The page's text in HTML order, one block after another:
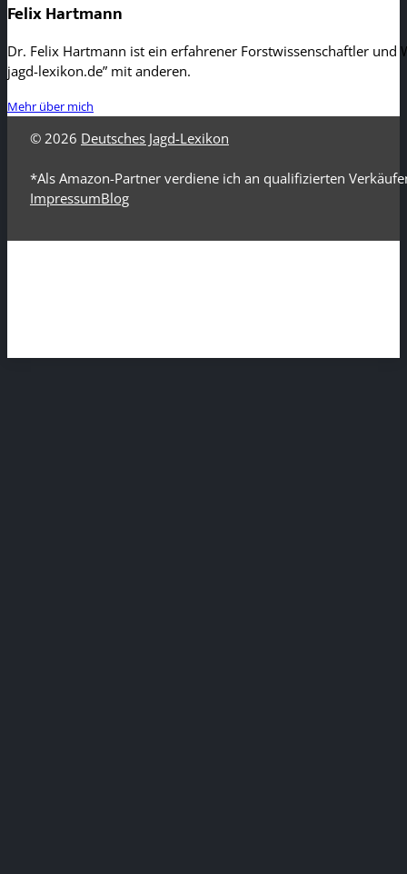
Felix Hartmann
Dr. Felix Hartmann ist ein erfahrener Forstwissenschaftler und
jagd-lexikon.de” mit anderen.
Mehr über mich
© 2026 Deutsches Jagd-Lexikon
*Als Amazon-Partner verdiene ich an qualifizierten
ImpressumBlog